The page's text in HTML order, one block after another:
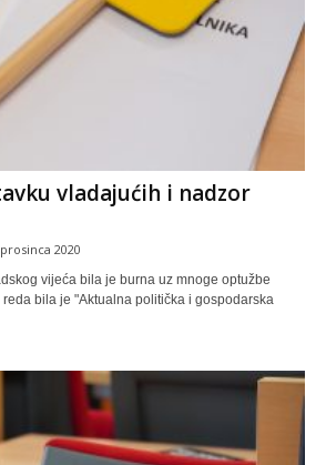
vladajućih i nadzor
2020
vijeća bila je burna uz mnoge optužbe
bila je "Aktualna politička i gospodarska